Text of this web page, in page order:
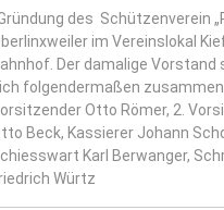
des Schützenverein
im Vereinslokal
Der damalige Vorstand
folgendermaßen zusammen:
Otto Römer, 2.
Beck, Kassierer Johann
Karl Berwanger,
Würtz